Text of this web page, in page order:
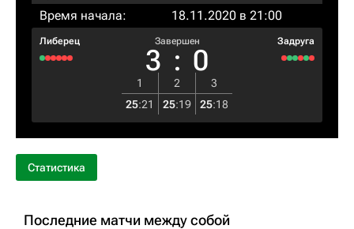
Время начала:
18.11.2020 в 21:00
Либерец Завершен
3 : 0
Задруга
1 2
3
25:21 25:19 25:18
Статистика
Последние матчи между собой